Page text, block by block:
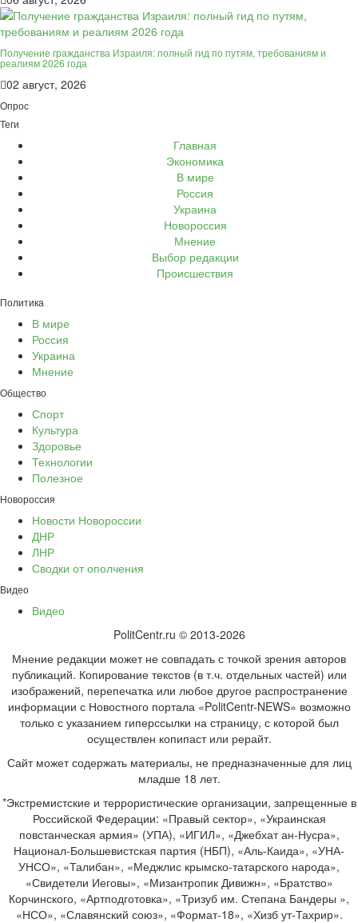
Получение гражданства Израиля: полный гид по путям, требованиям и
реалиям 2026 года
02 август, 2026
Опрос
Теги
Главная
Экономика
В мире
Россия
Украина
Новороссия
Мнение
Выбор редакции
Происшествия
Политика
В мире
Россия
Украина
Мнение
Общество
Спорт
Культура
Здоровье
Технологии
Полезное
Новороссия
Новости Новороссии
ДНР
ЛНР
Сводки от ополчения
Видео
Видео
PolitCentr.ru © 2013-2026
Мнение редакции может не совпадать с точкой зрения авторов
публикаций. Копирование текстов (в т.ч. отдельных частей) или
изображений, перепечатка или любое другое распространение
информации с Новостного портала «PolitCentr-NEWS» возможно
только с указанием гиперссылки на страницу, с которой был
осуществлен копипаст или рерайт.
Сайт может содержать материалы, не предназначенные для лиц
младше 18 лет.
*Экстремистские и террористические организации, запрещенные в
Российской Федерации: «Правый сектор», «Украинская
повстанческая армия» (УПА), «ИГИЛ», «Джебхат ан-Нусра»,
Национал-Большевистская партия (НБП), «Аль-Каида», «УНА-
УНСО», «Талибан», «Меджлис крымско-татарского народа»,
«Свидетели Иеговы», «Мизантропик Дивижн», «Братство»
Корчинского, «Артподготовка», «Тризуб им. Степана Бандеры »,
«НСО», «Славянский союз», «Формат-18», «Хизб ут-Тахрир».